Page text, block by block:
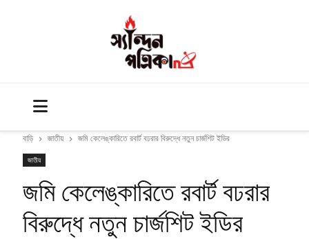
বাড়ি জাতীয় জমি কেলেঙ্কারিতে রবার্ট বঢরার বিরুদ্ধে নতুন চার্জশিট ইডির
জাতীয়
জমি কেলেঙ্কারিতে রবার্ট বঢরার
বিরুদ্ধে নতুন চার্জশিট ইডির